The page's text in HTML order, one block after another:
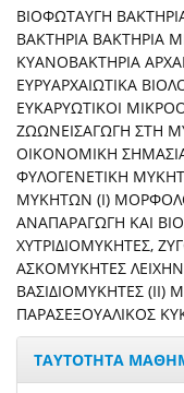
ΒΙΟΦΩΤΑΥΓΗ
ΒΑΚΤΗΡΙΑ ΒΑΚΤΗΡΙΑ
ΚΥΑΝΟΒΑΚΤΗΡΙΑ
ΕΥΡΥΑΡΧΑΙΩΤΙΚΑ
ΕΥΚΑΡYΩΤΙΚΟΙ
ΖΩΩΝΕΙΣΑΓΩΓΗ ΣΤΗ
ΟΙΚΟΝΟΜΙΚΗ
ΦΥΛΟΓΕΝΕΤΙΚΗ
ΜΥΚΗΤΩΝ (Ι)
ΑΝΑΠΑΡΑΓΩΓΗ ΚΑΙ
ΧΥΤΡΙΔΙΟΜΥΚΗΤΕΣ,
ΑΣΚΟΜΥΚΗΤΕΣ
ΒΑΣΙΔΙΟΜΥΚΗΤΕΣ (ΙΙ)
ΠΑΡΑΣΕΞΟΥΑΛΙΚΟΣ
ΤΑΥΤΟΤΗΤΑ